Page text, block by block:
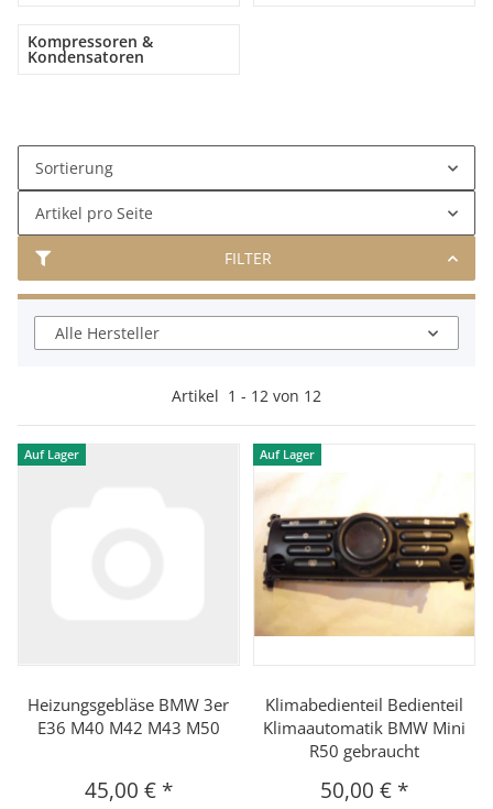
Kompressoren &
Kondensatoren
FILTER
Sortierung
Artikel pro Seite
Alle Hersteller
Artikel 1 - 12 von 12
Auf Lager
Heizungsgebläse BMW 3er
E36 M40 M42 M43 M50
45,00 € *
Auf Lager
Klimabedienteil Bedienteil
Klimaautomatik BMW Mini
R50 gebraucht
50,00 € *